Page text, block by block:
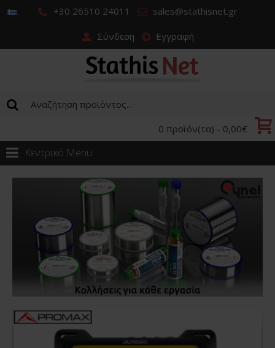
+30 26510 24011 sales@stathisnet.gr
Σύνδεση Εγγραφή
0 προϊόν(τα) - 0,00€
Κεντρικό Menu